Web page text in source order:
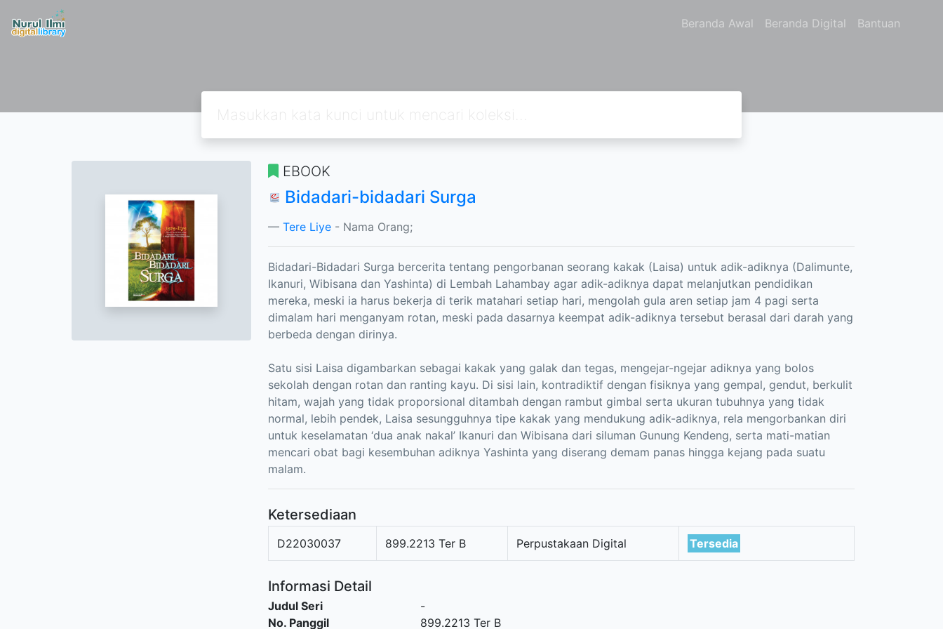
Beranda Awal Beranda Digital Bantuan
EBOOK
Bidadari-bidadari Surga
Tere Liye - Nama Orang;
Bidadari-Bidadari Surga bercerita tentang pengorbanan seorang kakak (Laisa) untuk adik-adiknya (Dalimunte,
Ikanuri, Wibisana dan Yashinta) di Lembah Lahambay agar adik-adiknya dapat melanjutkan pendidikan
mereka, meski ia harus bekerja di terik matahari setiap hari, mengolah gula aren setiap jam 4 pagi serta
dimalam hari menganyam rotan, meski pada dasarnya keempat adik-adiknya tersebut berasal dari darah yang
berbeda dengan dirinya.
Satu sisi Laisa digambarkan sebagai kakak yang galak dan tegas, mengejar-ngejar adiknya yang bolos
sekolah dengan rotan dan ranting kayu. Di sisi lain, kontradiktif dengan fisiknya yang gempal, gendut, berkulit
hitam, wajah yang tidak proporsional ditambah dengan rambut gimbal serta ukuran tubuhnya yang tidak
normal, lebih pendek, Laisa sesungguhnya tipe kakak yang mendukung adik-adiknya, rela mengorbankan diri
untuk keselamatan ‘dua anak nakal’ Ikanuri dan Wibisana dari siluman Gunung Kendeng, serta mati-matian
mencari obat bagi kesembuhan adiknya Yashinta yang diserang demam panas hingga kejang pada suatu
malam.
Ketersediaan
D22030037 899.2213 Ter B Perpustakaan Digital Tersedia
Informasi Detail
Judul Seri
-
No. Panggil
899.2213 Ter B